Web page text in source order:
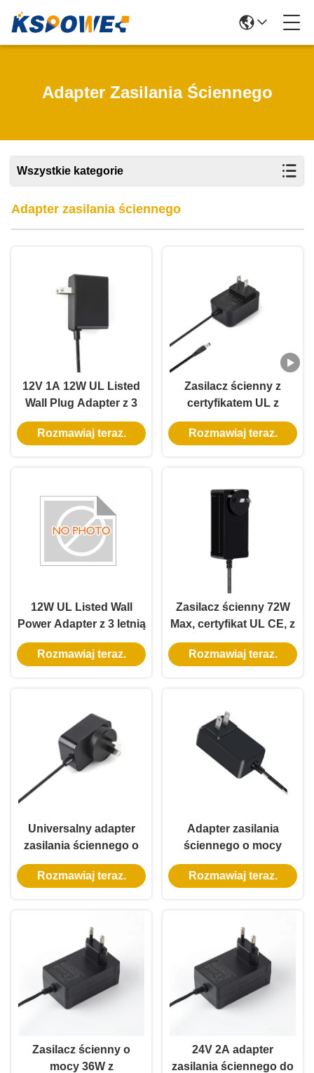
Adapter Zasilania Ściennego
Wszystkie kategorie
Adapter zasilania ściennego
12V 1A 12W UL Listed
Wall Plug Adapter z 3
letnią gwarancją i
wielokrotną ochroną
Rozmawiaj teraz.
Zasilacz ścienny z
certyfikatem UL z
wyjściem 5V 12V 24V i
mocą 12W 24W do
Rozmawiaj teraz.
12W UL Listed Wall
Power Adapter z 3 letnią
gwarancją i zasilaniem
prądem AC DC
Rozmawiaj teraz.
Zasilacz ścienny 72W
Max, certyfikat UL CE, z
3-letnią gwarancją
Rozmawiaj teraz.
Universalny adapter
zasilania ściennego o
mocy 10 W z 3 letnią
gwarancją i wieloma
Rozmawiaj teraz.
Adapter zasilania
ściennego o mocy
wyjściowej 36 W z
wejściem 100-240Vac i 3
prądem prądem
prądowym
Rozmawiaj teraz.
Zasilacz ścienny o
mocy 36W z
24V 2A adapter
zasilania ściennego do